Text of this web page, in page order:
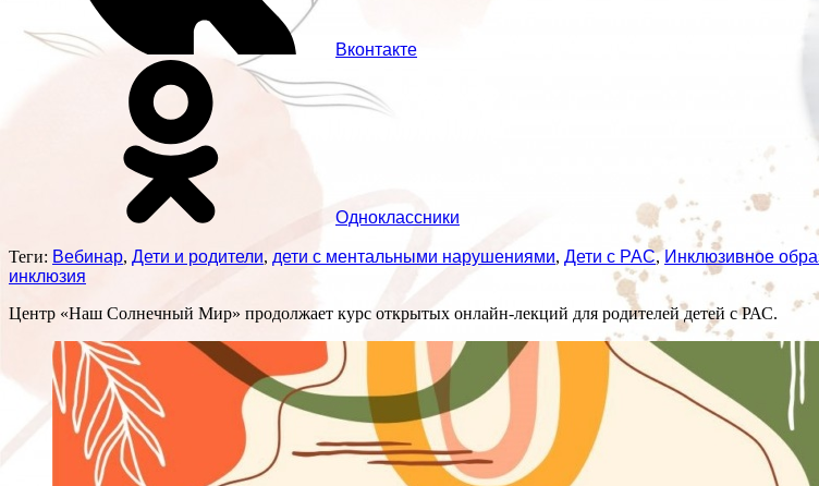
Вконтакте
Одноклассники
Теги: Вебинар, Дети и родители, дети с ментальными нарушениями, Дети с РАС, Инклюзивное
инклюзия
Центр «Наш Солнечный Мир» продолжает курс открытых онлайн-лекций для родителей детей с РАС.